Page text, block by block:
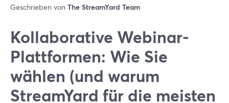
Geschrieben von The StreamYard Team
Kollaborative Webinar-
Plattformen: Wie Sie
wählen (und warum
StreamYard für die meisten